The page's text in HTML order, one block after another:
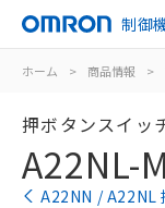
制御
ホーム > 商品情報 >
押ボタンスイッ
A22NL-
A22NN / A22NL